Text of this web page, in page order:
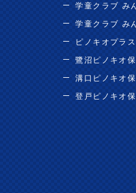
学童クラブ み
学童クラブ み
ピノキオプラ
鷺沼ピノキオ
溝口ピノキオ
登戸ピノキオ